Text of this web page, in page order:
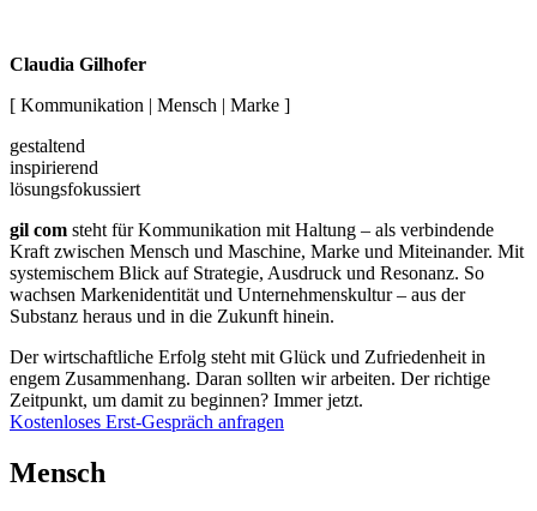
Claudia Gilhofer
[ Kommunikation | Mensch | Marke ]
gestaltend
inspirierend
lösungsfokussiert
gil com steht für Kommunikation mit Haltung – als verbindende
Kraft zwischen Mensch und Maschine, Marke und Miteinander. Mit
systemischem Blick auf Strategie, Ausdruck und Resonanz. So
wachsen Markenidentität und Unternehmenskultur – aus der
Substanz heraus und in die Zukunft hinein.
Der wirtschaftliche Erfolg steht mit Glück und Zufriedenheit in
engem Zusammenhang. Daran sollten wir arbeiten. Der richtige
Zeitpunkt, um damit zu beginnen? Immer jetzt.
Kostenloses Erst-Gespräch anfragen
Mensch